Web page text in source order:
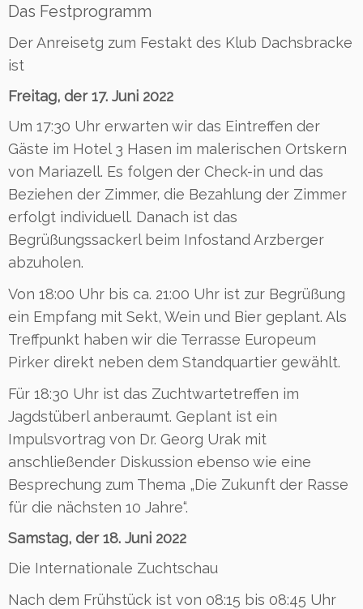
Das Festprogramm
Der Anreisetg zum Festakt des Klub Dachsbracke
ist
Freitag, der 17. Juni 2022
Um 17:30 Uhr erwarten wir das Eintreffen der
Gäste im Hotel 3 Hasen im malerischen Ortskern
von Mariazell. Es folgen der Check-in und das
Beziehen der Zimmer, die Bezahlung der Zimmer
erfolgt individuell. Danach ist das
Begrüßungssackerl beim Infostand Arzberger
abzuholen.
Von 18:00 Uhr bis ca. 21:00 Uhr ist zur Begrüßung
ein Empfang mit Sekt, Wein und Bier geplant. Als
Treffpunkt haben wir die Terrasse Europeum
Pirker direkt neben dem Standquartier gewählt.
Für 18:30 Uhr ist das Zuchtwartetreffen im
Jagdstüberl anberaumt. Geplant ist ein
Impulsvortrag von Dr. Georg Urak mit
anschließender Diskussion ebenso wie eine
Besprechung zum Thema „Die Zukunft der Rasse
für die nächsten 10 Jahre“.
Samstag, der 18. Juni 2022
Die Internationale Zuchtschau
Nach dem Frühstück ist von 08:15 bis 08:45 Uhr